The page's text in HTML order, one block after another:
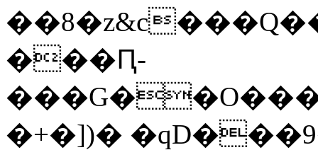
���Ԥ-
�+�])�